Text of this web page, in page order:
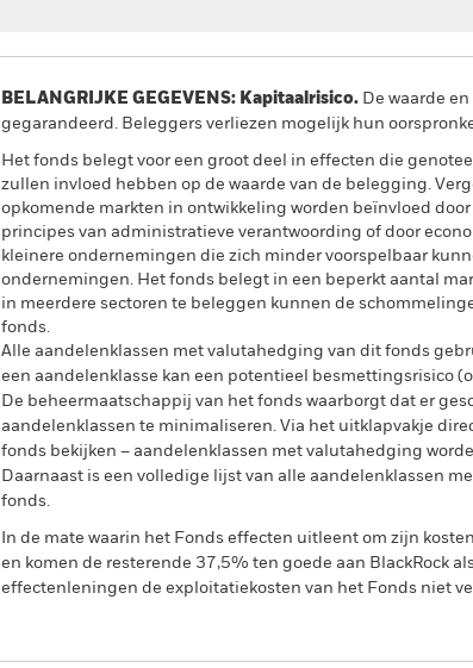
BELANGRIJKE GEGEVENS: Kapitaalrisico. De waarde
gegarandeerd. Beleggers verliezen mogelijk hun
Het fonds belegt voor een groot deel in effecten die
zullen invloed hebben op de waarde van de belegging.
opkomende markten in ontwikkeling worden beïnvloed
principes van administratieve verantwoording of door
kleinere ondernemingen die zich minder voorspelbaar
ondernemingen. Het fonds belegt in een beperkt aantal
in meerdere sectoren te beleggen kunnen de
fonds.
Alle aandelenklassen met valutahedging van dit fonds
een aandelenklasse kan een potentieel besmettingsrisico
De beheermaatschappij van het fonds waarborgt dat er
aandelenklassen te minimaliseren. Via het uitklapvakje
fonds bekijken – aandelenklassen met valutahedging
Daarnaast is een volledige lijst van alle aandelenklassen
fonds.
In de mate waarin het Fonds effecten uitleent om zijn
en komen de resterende 37,5% ten goede aan BlackRock
effectenleningen de exploitatiekosten van het Fonds niet